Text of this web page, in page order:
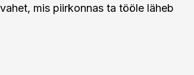
mis piirkonnas ta tööle läheb